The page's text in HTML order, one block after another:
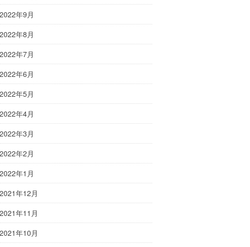
2022年9月
2022年8月
2022年7月
2022年6月
2022年5月
2022年4月
2022年3月
2022年2月
2022年1月
2021年12月
2021年11月
2021年10月